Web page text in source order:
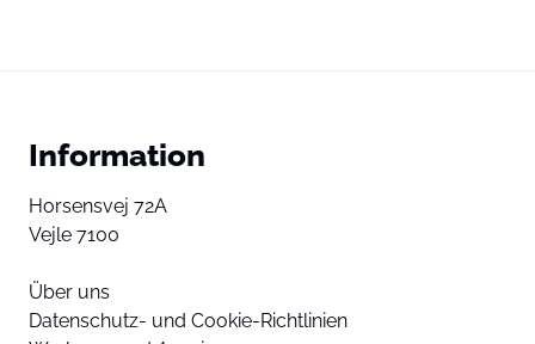
Information
Horsensvej 72A
Vejle 7100
Über uns
Datenschutz- und Cookie-Richtlinien